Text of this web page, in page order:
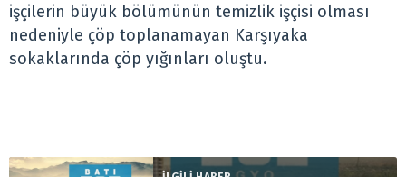
işçilerin büyük bölümünün temizlik işçisi olması
nedeniyle çöp toplanamayan Karşıyaka
sokaklarında çöp yığınları oluştu.